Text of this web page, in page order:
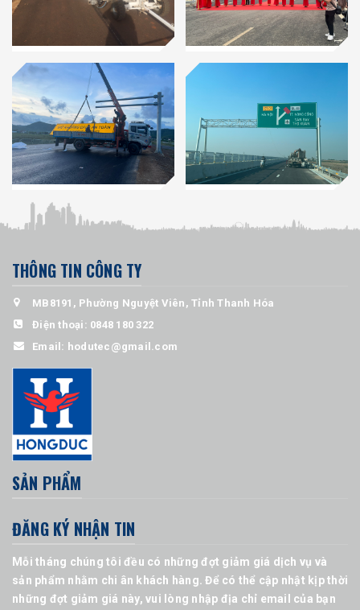
THÔNG TIN CÔNG TY
MB8191, Phường Nguyệt Viên, Tỉnh Thanh Hóa
Điện thoại: 0848 180 322
Email: hodutec@gmail.com
SẢN PHẨM
ĐĂNG KÝ NHẬN TIN
Mỗi tháng chúng tôi đều có những đợt giảm giá dịch vụ và
sản phẩm nhằm chi ân khách hàng. Để có thể cập nhật kịp thời
những đợt giảm giá này, vui lòng nhập địa chỉ email của bạn